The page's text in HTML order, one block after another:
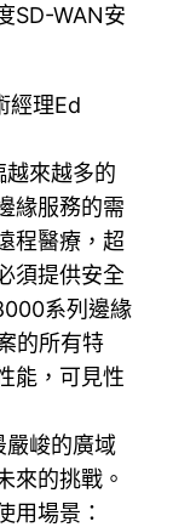
SD-WAN安
經理Ed
來越多的
緣服務的需
程醫療，超
須提供安全
系列邊緣
的所有特
能，可見性
峻的廣域
來的挑戰。
用場景：